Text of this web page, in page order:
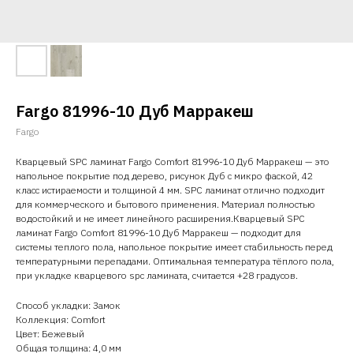
Fargo 81996-10 Дуб Марракеш
Fargo
Кварцевый SPC ламинат Fargo Comfort 81996-10 Дуб Марракеш — это
напольное покрытие под дерево, рисунок Дуб с микро фаской, 42
класс истираемости и толщиной 4 мм. SPC ламинат отлично подходит
для коммерческого и бытового применения. Материал полностью
водостойкий и не имеет линейного расширения.Кварцевый SPC
ламинат Fargo Comfort 81996-10 Дуб Марракеш — подходит для
системы теплого пола, напольное покрытие имеет стабильность перед
температурными перепадами. Оптимальная температура тёплого пола,
при укладке кварцевого spc ламината, считается +28 градусов.
Способ укладки: Замок
Коллекция: Comfort
Цвет: Бежевый
Общая толщина: 4,0 мм